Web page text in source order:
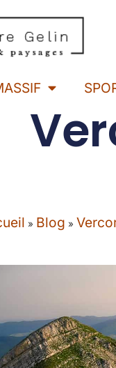
» Blog »